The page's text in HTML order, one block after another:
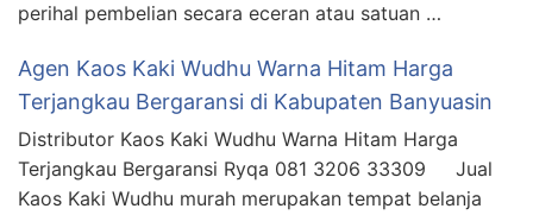
perihal pembelian secara eceran atau satuan …
Agen Kaos Kaki Wudhu Warna Hitam Harga
Terjangkau Bergaransi di Kabupaten Banyuasin
Distributor Kaos Kaki Wudhu Warna Hitam Harga
Terjangkau Bergaransi Ryqa 081 3206 33309 Jual
Kaos Kaki Wudhu murah merupakan tempat belanja